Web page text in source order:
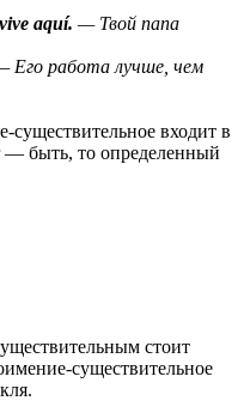
aquí. — Твой папа
Его работа лучше, чем
существительное входит в
— быть, то определенный
стоит
существительное